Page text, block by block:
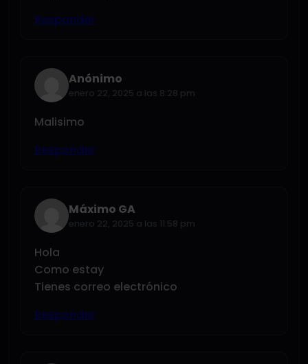
Responder
Anónimo
enero 22, 2025 a las 8:28 pm
Malisimo
Responder
Máximo GA
enero 22, 2025 a las 11:58 pm
Hola
Como estay
Tienes correo electrónico
Responder